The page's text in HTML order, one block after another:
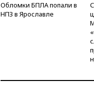
Обломки БПЛА попали в
НПЗ в Ярославле